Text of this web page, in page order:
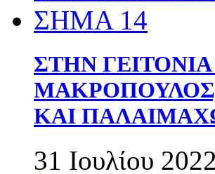
ΣΤΗΝ
ΚΑΙ
31 Ιουλίου 2022